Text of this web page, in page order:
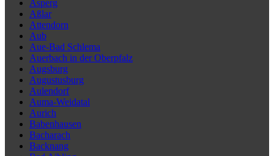
Asperg
Aßlar
Attendorn
Aub
Aue-Bad Schlema
Auerbach in der Oberpfalz
Augsburg
Augustusburg
Aulendorf
Auma-Weidatal
Aurich
Babenhausen
Bacharach
Backnang